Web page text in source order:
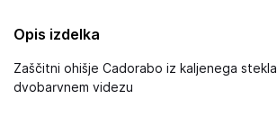
Opis izdelka
Zaščitni ohišje Cadorabo iz kaljenega
dvobarvnem videzu